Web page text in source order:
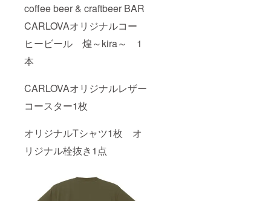
coffee beer & craftbeer BAR
CARLOVAオリジナルコー
ヒービール 煌～kira～ 1
本
CARLOVAオリジナルレザー
コースター1枚
オリジナルTシャツ1枚 オ
リジナル栓抜き1点